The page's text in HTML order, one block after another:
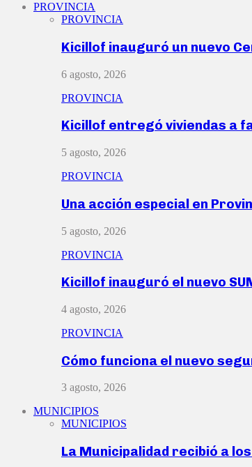
PROVINCIA
PROVINCIA
Kicillof inauguró un nuevo
6 agosto, 2026
PROVINCIA
Kicillof entregó viviendas a
5 agosto, 2026
PROVINCIA
Una acción especial en
5 agosto, 2026
PROVINCIA
Kicillof inauguró el nuevo
4 agosto, 2026
PROVINCIA
Cómo funciona el nuevo
3 agosto, 2026
MUNICIPIOS
MUNICIPIOS
La Municipalidad recibió a